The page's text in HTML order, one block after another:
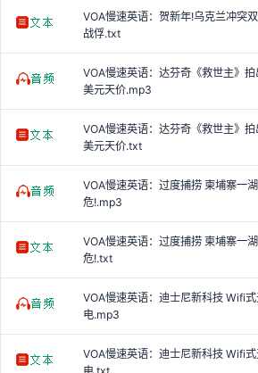
VOA慢速英语：贺新年!乌克兰冲突
战俘.txt
VOA慢速英语：达芬奇《救世主》
美元天价.mp3
VOA慢速英语：达芬奇《救世主》
美元天价.txt
VOA慢速英语：过度捕捞 柬埔寨一
危!.mp3
VOA慢速英语：过度捕捞 柬埔寨一
危!.txt
VOA慢速英语：迪士尼新科技 Wifi
电.mp3
VOA慢速英语：迪士尼新科技 Wifi